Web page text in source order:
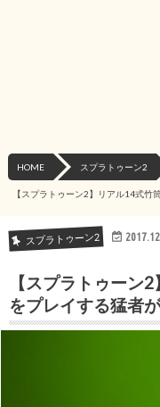
HOME スプラトゥーン2
【スプラトゥーン2】リアル14式竹
スプラトゥーン2
【スプラトゥーン
をプレイする猛者